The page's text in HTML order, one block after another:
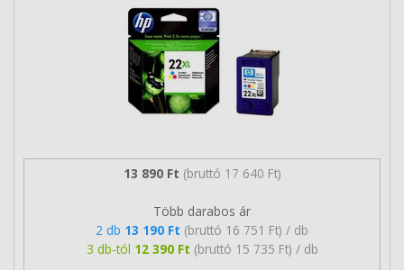
13 890 Ft (bruttó 17 640 Ft)
Több darabos ár
2 db 13 190 Ft (bruttó 16 751 Ft) / db
3 db-tól 12 390 Ft (bruttó 15 735 Ft) / db